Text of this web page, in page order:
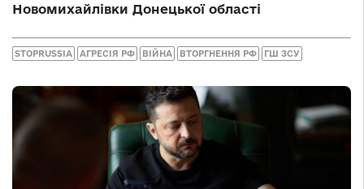
Новомихайлівки Донецької області
STOPRUSSIA АГРЕСІЯ РФ ВІЙНА ВТОРГНЕННЯ РФ ГШ ЗСУ